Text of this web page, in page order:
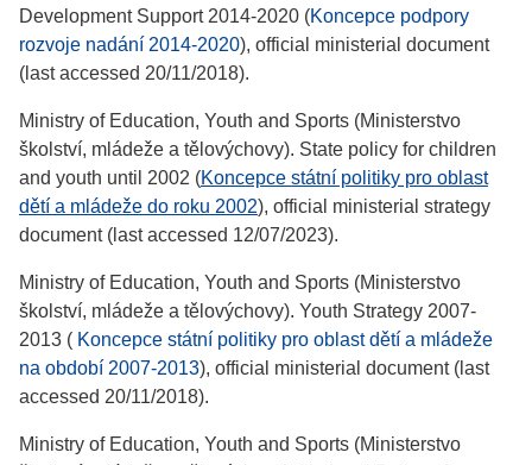
Development Support 2014-2020 (Koncepce podpory
rozvoje nadání 2014-2020), official ministerial document
(last accessed 20/11/2018).
Ministry of Education, Youth and Sports (Ministerstvo
školství, mládeže a tělovýchovy). State policy for children
and youth until 2002 (Koncepce státní politiky pro oblast
dětí a mládeže do roku 2002), official ministerial strategy
document (last accessed 12/07/2023).
Ministry of Education, Youth and Sports (Ministerstvo
školství, mládeže a tělovýchovy). Youth Strategy 2007-
2013 ( Koncepce státní politiky pro oblast dětí a mládeže
na období 2007-2013), official ministerial document (last
accessed 20/11/2018).
Ministry of Education, Youth and Sports (Ministerstvo